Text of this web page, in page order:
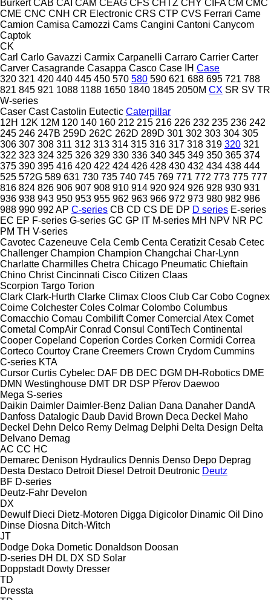
Bürkert CAB CAI CAM CEAG CFS CHTZ CHY CIFA CM CMC
CME CNC CNH CR Electronic CRS CTP CVS Ferrari Came
Camion Camisa Camozzi Cams Cangini Cantoni Canycom
Captok
CK
Carl Carlo Gavazzi Carmix Carpanelli Carraro Carrier Carter
Carver Casagrande Casappa Casco Case IH Case
320 321 420 440 445 450 570 580 590 621 688 695 721 788
821 845 921 1088 1188 1650 1840 1845 2050M CX SR SV TR
W-series
Caser Cast Castolin Eutectic Caterpillar
12H 12K 12M 120 140 160 212 215 216 226 232 235 236 242
245 246 247B 259D 262C 262D 289D 301 302 303 304 305
306 307 308 311 312 313 314 315 316 317 318 319 320 321
322 323 324 325 326 329 330 336 340 345 349 350 365 374
375 390 395 416 420 422 424 426 428 430 432 434 438 444
525 572G 589 631 730 735 740 745 769 771 772 773 775 777
816 824 826 906 907 908 910 914 920 924 926 928 930 931
936 938 943 950 953 955 962 963 966 972 973 980 982 986
988 990 992 AP C-series CB CD CS DE DP D series E-series
EC EP F-series G-series GC GP IT M-series MH NPV NR PC
PM TH V-series
Cavotec Cazeneuve Cela Cemb Centa Ceratizit Cesab Cetec
Challenger Champion Champion Changchai Char-Lynn
Charlatte Charmilles Chetra Chicago Pneumatic Chieftain
Chino Christ Cincinnati Cisco Citizen Claas
Scorpion Targo Torion
Clark Clark-Hurth Clarke Climax Cloos Club Car Cobo Cognex
Coime Colchester Coles Colmar Colombo Columbus
Comacchio Comau Combilift Comer Comercial Atex Comet
Cometal CompAir Conrad Consul ContiTech Continental
Cooper Copeland Coperion Cordes Corken Cormidi Correa
Corteco Courtoy Crane Creemers Crown Crydom Cummins
C-series KTA
Cursor Curtis Cybelec DAF DB DEC DGM DH-Robotics DME
DMN Westinghouse DMT DR DSP Přerov Daewoo
Mega S-series
Daikin Daimler Daimler-Benz Dalian Dana Danaher DandA
Danfoss Datalogic Daub David Brown Deca Deckel Maho
Deckel Dehn Delco Remy Delmag Delphi Delta Design Delta
Delvano Demag
AC CC HC
Demarec Denison Hydraulics Dennis Denso Depo Deprag
Desta Destaco Detroit Diesel Detroit Deutronic Deutz
BF D-series
Deutz-Fahr Develon
DX
Dewulf Dieci Dietz-Motoren Digga Digicolor Dinamic Oil
Dino
Dinse Diosna Ditch-Witch
JT
Dodge Doka Dometic Donaldson Doosan
D-series DH DL DX SD Solar
Doppstadt Dowty Dresser
TD
Dressta